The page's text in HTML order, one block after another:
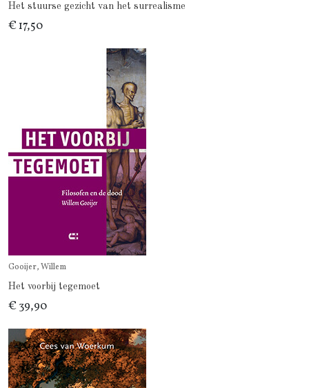
Het stuurse gezicht van het surrealisme
€ 17,50
Gooijer, Willem
Het voorbij tegemoet
€ 39,90